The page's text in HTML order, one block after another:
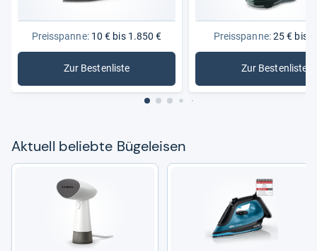
Preisspanne:10 € bis 1.850 €
Zur Bestenliste
: Bügeleisen
Preisspanne:25 € bis
Zur Bestenliste
:
Aktu­ell beliebte Bügel­ei­sen